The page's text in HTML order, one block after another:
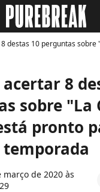
10 perguntas sobre "La Casa de Papel",
acertar 8
sobre "La
pronto
temporada
de 2020 às